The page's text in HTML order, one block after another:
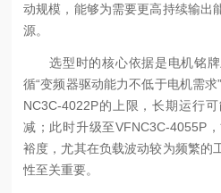
动规模，能够为需要更高持续输出
源。
选型时的核心依据是电机铭牌
循“变频器驱动能力不低于电机需
NC3C-4022P的上限，长期运行
减；此时升级至VFNC3C-4055P
裕度，尤其在负载波动较为频繁的
性至关重要。